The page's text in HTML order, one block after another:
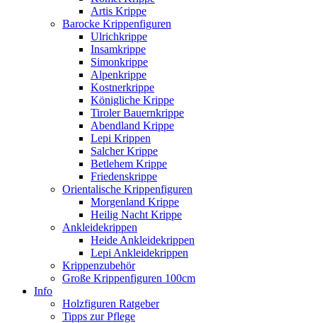
Artis Krippe
Barocke Krippenfiguren
Ulrichkrippe
Insamkrippe
Simonkrippe
Alpenkrippe
Kostnerkrippe
Königliche Krippe
Tiroler Bauernkrippe
Abendland Krippe
Lepi Krippen
Salcher Krippe
Betlehem Krippe
Friedenskrippe
Orientalische Krippenfiguren
Morgenland Krippe
Heilig Nacht Krippe
Ankleidekrippen
Heide Ankleidekrippen
Lepi Ankleidekrippen
Krippenzubehör
Große Krippenfiguren 100cm
Info
Holzfiguren Ratgeber
Tipps zur Pflege